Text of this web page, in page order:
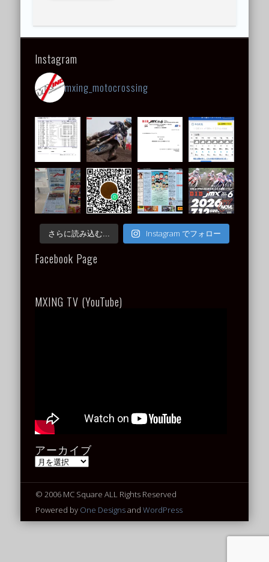
Instagram
mxing_motocrossing
さらに読み込む... Instagram でフォロー
Facebook Page
MXING TV (YouTube)
アーカイブ
ア
ー
イ
ブ
© 2006 MC Square ALL Rights Reserved
Powered by One Designsand WordPress